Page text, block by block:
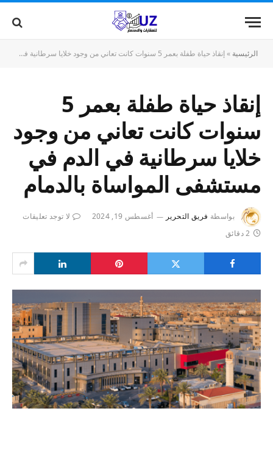
الرئيسية » إنقاذ حياة طفلة بعمر 5 سنوات كانت تعاني من وجود خلايا سرطانية في الدم في مستشفى المواساة بالدمام
إنقاذ حياة طفلة بعمر 5
سنوات كانت تعاني من وجود
خلايا سرطانية في الدم في
مستشفى المواساة بالدمام
بواسطة فريق التحرير أغسطس 19, 2024
لا توجد تعليقات
2 دقائق